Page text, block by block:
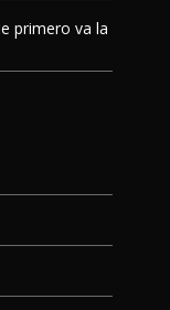
primero va la